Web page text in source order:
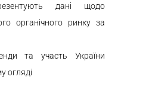
дані щодо
органічного ринку за
та участь України
огляді